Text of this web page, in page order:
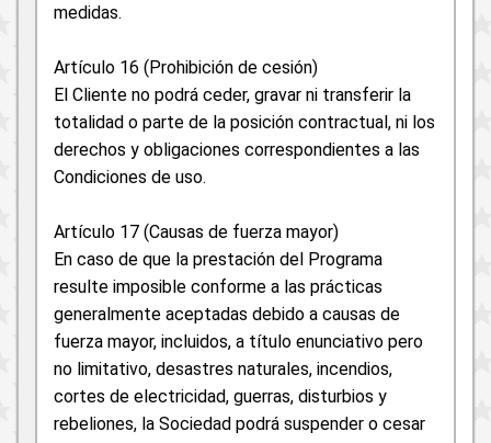
medidas.
Artículo 16 (Prohibición de cesión)
El Cliente no podrá ceder, gravar ni transferir la
totalidad o parte de la posición contractual, ni los
derechos y obligaciones correspondientes a las
Condiciones de uso.
Artículo 17 (Causas de fuerza mayor)
En caso de que la prestación del Programa
resulte imposible conforme a las prácticas
generalmente aceptadas debido a causas de
fuerza mayor, incluidos, a título enunciativo pero
no limitativo, desastres naturales, incendios,
cortes de electricidad, guerras, disturbios y
rebeliones, la Sociedad podrá suspender o cesar